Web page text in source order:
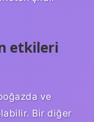
etkileri
ve
Bir diğer